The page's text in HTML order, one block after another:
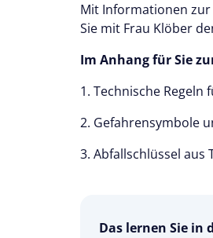
Mit Informationen zur
Sie mit Frau Klöber
Im Anhang für Sie
1. Technische
2. Gefahrensymbole
3. Abfallschlüssel aus
Das lernen Sie in